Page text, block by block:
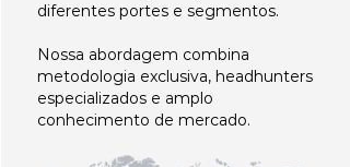
diferentes portes e segmentos.
Nossa abordagem combina
metodologia exclusiva, headhunters
especializados e amplo
conhecimento de mercado.